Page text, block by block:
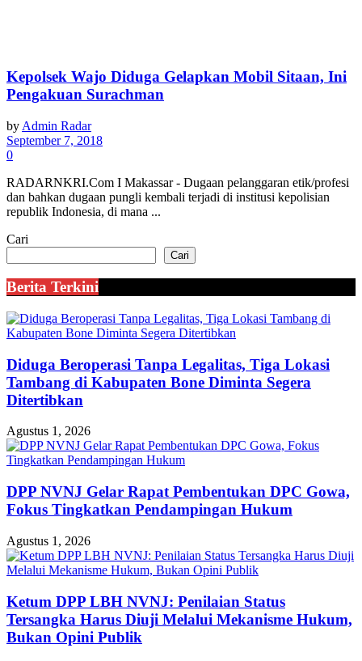
Kepolsek Wajo Diduga Gelapkan Mobil Sitaan, Ini
Pengakuan Surachman
by Admin Radar
September 7, 2018
0
RADARNKRI.Com I Makassar - Dugaan pelanggaran etik/profesi
dan bahkan dugaan pungli kembali terjadi di institusi kepolisian
republik Indonesia, di mana ...
Cari
Cari
Berita Terkini
Diduga Beroperasi Tanpa Legalitas, Tiga Lokasi
Tambang di Kabupaten Bone Diminta Segera
Ditertibkan
Agustus 1, 2026
DPP NVNJ Gelar Rapat Pembentukan DPC Gowa,
Fokus Tingkatkan Pendampingan Hukum
Agustus 1, 2026
Ketum DPP LBH NVNJ: Penilaian Status
Tersangka Harus Diuji Melalui Mekanisme Hukum,
Bukan Opini Publik